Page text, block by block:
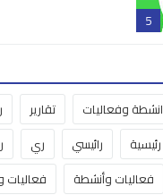
5
انشطة وفعاليات تقارير ر
رئيسية رائيسي ري
فعاليات وأنشطة فعاليات